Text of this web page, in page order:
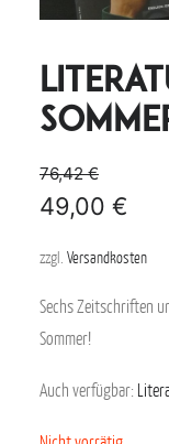
76,42€
49,00 €
zzgl. Versandkosten
Sechs Zeitschriften
Sommer!
Auch verfügbar: